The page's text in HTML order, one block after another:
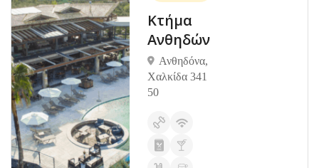
Κτήμα
Ανθηδών
Ανθηδόνα,
Χαλκίδα 341
50